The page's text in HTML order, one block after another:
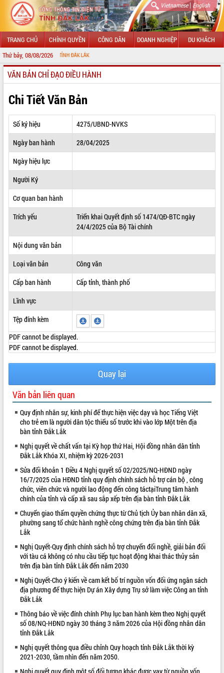
Vietnamese| English
TRANG CHỦ CHÍNH QUYỀN CÔNG DÂN DOANH NGHIỆP DU KHÁCH
Thứ bảy, 08/08/2026
GIỚI THIỆU
LÃNH ĐẠO UBND TỈNH
TIN TỨC SỰ KIỆN
SỞ, BAN, NGÀNH
THÔNG TIN CHỈ ĐẠO ĐIỀU HÀNH
HỆ THỐNG VĂN BẢN
VĂN BẢN HĐND TỈNH
ĐIỂM TIN VĂN BẢN
Loading the player...
Khám bệnh, cấp phát thuốc miễn phí
Hội nghị UBND tỉnh Đắk Lắk thường kỳ
tháng 7/2026
Lễ truy tặng danh hiệu “Bà Mẹ Việt
Nam Anh hùng” và trao Huân chương
Lao động
UBND tỉnh Đắk Lắk triển khai nhiệm
vụ 6 tháng cuối năm 2026
Kỳ họp thứ Hai, Hội đồng nhân dân
quan trọng
Bí thư Tỉnh ủy Lương Nguyễn Minh
cách mạng
Rà soát, hoàn thiện hệ thống thiết chế
ALBUM ẢNH
VĂN BẢN CHỈ ĐẠO ĐIỀU HÀNH
Chi Tiết Văn Bản
Số ký hiệu
4275/UBND-NVKS
Ngày ban hành
28/04/2025
Ngày hiệu lực
Người Ký
Cơ quan ban hành
Trích yếu
Triển khai Quyết định số 1474/QĐ-BTC ngày
24/4/2025 của Bộ Tài chính
Nội dung văn bản
Loại văn bản
Công văn
Cấp ban hành
Cấp tỉnh, thành phố
Lĩnh vực
Tệp đính kèm
PDF cannot be displayed.
PDF cannot be displayed.
Quay lại
Văn bản liên quan
Quy định nhân sự, kinh phí để thực hiện việc dạy và học Tiếng Việt
cho trẻ em là người dân tộc thiểu số trước khi vào lớp Một trên địa
bàn tỉnh Đắk Lắk
Nghị quyết về chất vấn tại Kỳ họp thứ Hai, Hội đồng nhân dân tỉnh
Đắk Lắk Khóa XI, nhiệm kỳ 2026-2031
Sửa đổi khoản 1 Điều 4 Nghị quyết số 02/2025/NQ-HĐND ngày
16/7/2025 của HĐND tỉnh quy định chính sách hỗ trợ cán bộ , công
chức, viên chức và người lao động đến công táctạiTrung tâm hành
chính của tỉnh và cấp xã sau sắp xếp trên địa bàn tỉnh Đắk Lắk
Chuyển giao thẩm quyền chứng thực từ Chủ tịch Ủy ban nhân dân xã,
phường sang tổ chức hành nghề công chứng trên địa bàn tỉnh Đắk
Lắk
Nghị Quyết-Quy định chính sách hỗ trợ chuyển đổi nghề, giải bản đối
với tàu cá không có nhu cầu tiếp tục hoạt động khai thác thủy sản
trên địa bàn tỉnh Đắk Lắk đến năm 2030
Nghị Quyết-Cho ý kiến về cam kết bố trí nguồn vốn đối ứng ngân sách
địa phương để thực hiện Dự án Xây dựng Trụ sở làm việc Công an tỉnh
Đắk Lắk
Thông báo về việc đính chính Phụ lục ban hành kèm theo Nghị quyết
số 08/NQ-HĐND ngày 30 tháng 3 năm 2026 của Hội đồng nhân dân
tỉnh Đắk Lắk
Nghị quyết thông qua điều chỉnh Quy hoạch tỉnh Đắk Lắk thời kỳ
2021-2030, tầm nhìn đến năm 2050.